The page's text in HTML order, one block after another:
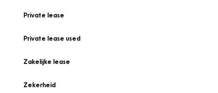
Private lease
Private lease used
Zakelijke lease
Zekerheid